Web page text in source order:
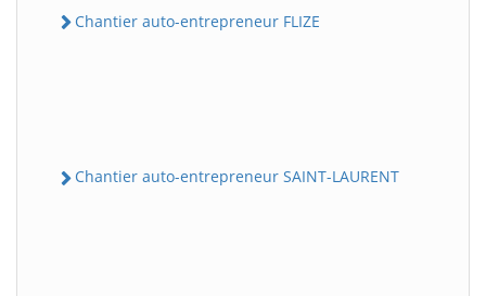
Chantier auto-entrepreneur FLIZE
Chantier auto-entrepreneur SAINT-LAURENT